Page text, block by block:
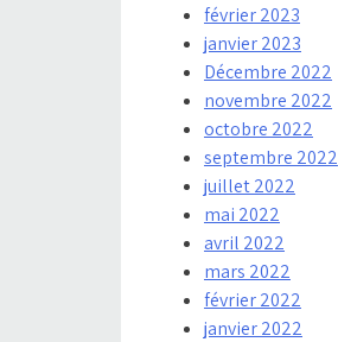
février 2023
janvier 2023
Décembre 2022
novembre 2022
octobre 2022
septembre 2022
juillet 2022
mai 2022
avril 2022
mars 2022
février 2022
janvier 2022